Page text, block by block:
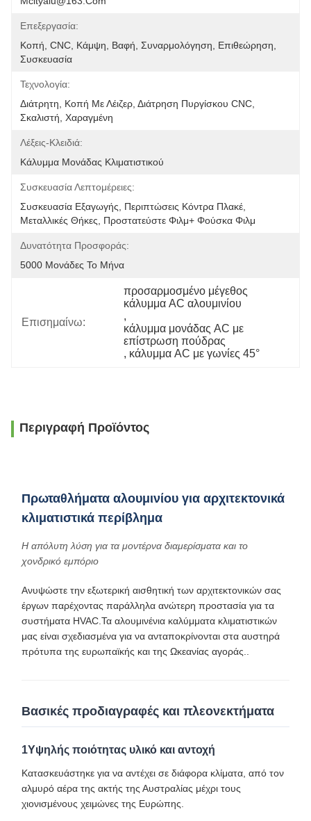
Επεξεργασία:
Κοπή, CNC, Κάμψη, Βαφή, Συναρμολόγηση, Επιθεώρηση,
Συσκευασία
Τεχνολογία:
Διάτρητη, Κοπή Με Λέιζερ, Διάτρηση Πυργίσκου CNC,
Σκαλιστή, Χαραγμένη
Λέξεις-Κλειδιά:
Κάλυμμα Μονάδας Κλιματιστικού
Συσκευασία Λεπτομέρειες:
Συσκευασία Εξαγωγής, Περιπτώσεις Κόντρα Πλακέ,
Μεταλλικές Θήκες, Προστατεύστε Φιλμ+ Φούσκα Φιλμ
Δυνατότητα Προσφοράς:
5000 Μονάδες Το Μήνα
Επισημαίνω:
προσαρμοσμένο μέγεθος
κάλυμμα AC αλουμινίου
,
κάλυμμα μονάδας AC με
επίστρωση πούδρας
, κάλυμμα AC με γωνίες 45°
Περιγραφή Προϊόντος
Πρωταθλήματα αλουμινίου για αρχιτεκτονικά
κλιματιστικά περίβλημα
Η απόλυτη λύση για τα μοντέρνα διαμερίσματα και το
χονδρικό εμπόριο
Ανυψώστε την εξωτερική αισθητική των αρχιτεκτονικών σας
έργων παρέχοντας παράλληλα ανώτερη προστασία για τα
συστήματα HVAC.Τα αλουμινένια καλύμματα κλιματιστικών
μας είναι σχεδιασμένα για να ανταποκρίνονται στα αυστηρά
πρότυπα της ευρωπαϊκής και της Ωκεανίας αγοράς..
Βασικές προδιαγραφές και πλεονεκτήματα
1Υψηλής ποιότητας υλικό και αντοχή
Κατασκευάστηκε για να αντέχει σε διάφορα κλίματα, από τον
αλμυρό αέρα της ακτής της Αυστραλίας μέχρι τους
χιονισμένους χειμώνες της Ευρώπης.